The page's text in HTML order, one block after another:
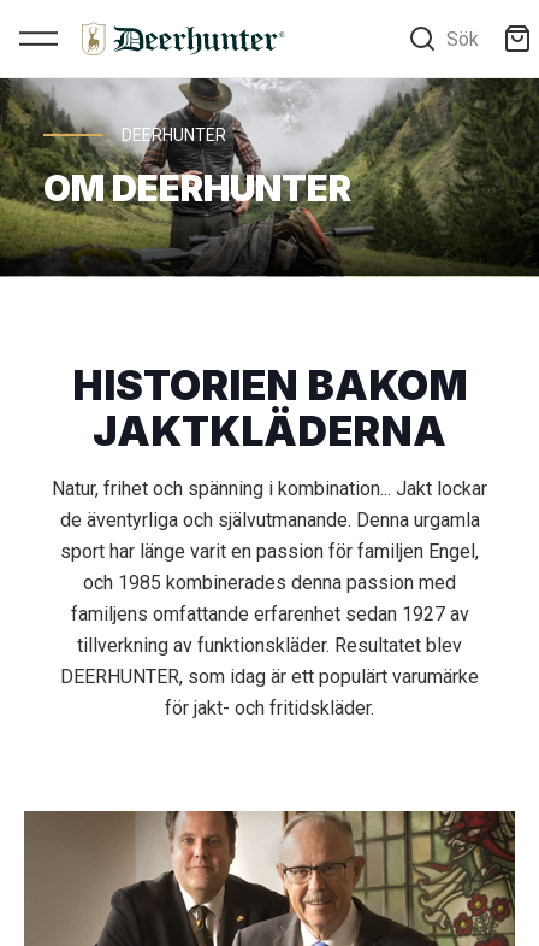
Sök
DEERHUNTER
OM DEERHUNTER
HISTORIEN BAKOM
JAKTKLÄDERNA
Natur, frihet och spänning i kombination... Jakt lockar
de äventyrliga och självutmanande. Denna urgamla
sport har länge varit en passion för familjen Engel,
och 1985 kombinerades denna passion med
familjens omfattande erfarenhet sedan 1927 av
tillverkning av funktionskläder. Resultatet blev
DEERHUNTER, som idag är ett populärt varumärke
för jakt- och fritidskläder.